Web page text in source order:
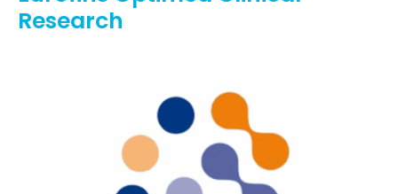
Research